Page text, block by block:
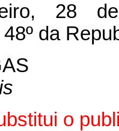
28
da
o